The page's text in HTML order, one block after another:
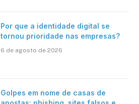
Por que a identidade digital se
tornou prioridade nas empresas?
6 de agosto de 2026
Golpes em nome de casas de